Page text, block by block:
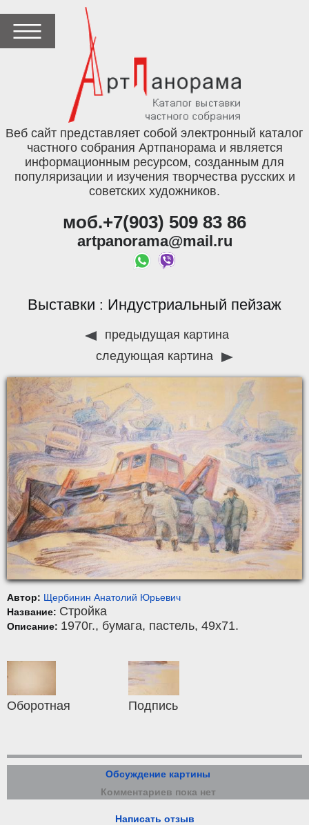
Веб сайт представляет собой электронный каталог
частного собрания Артпанорама и является
информационным ресурсом, созданным для
популяризации и изучения творчества русских и
советских художников.
моб.+7(903) 509 83 86
artpanorama@mail.ru
Выставки : Индустриальный пейзаж
предыдущая картина
следующая картина
Автор: Щербинин Анатолий Юрьевич
Название: Стройка
Описание: 1970г., бумага, пастель, 49x71.
Оборотная Подпись
Обсуждение картины
Комментариев пока нет
Написать отзыв